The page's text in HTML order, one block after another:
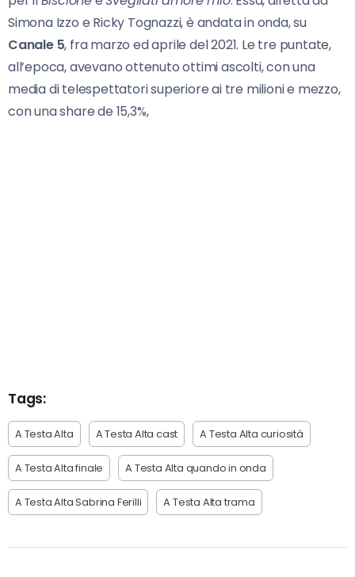
Simona Izzo e Ricky Tognazzi, è andata in onda, su
Canale 5, fra marzo ed aprile del 2021. Le tre puntate,
all’epoca, avevano ottenuto ottimi ascolti, con una
media di telespettatori superiore ai tre milioni e mezzo,
con una share de 15,3%,
Tags:
A Testa Alta A Testa Alta cast A Testa Alta curiosità
A Testa Alta finale A Testa Alta quando in onda
A Testa Alta Sabrina Ferilli A Testa Alta trama